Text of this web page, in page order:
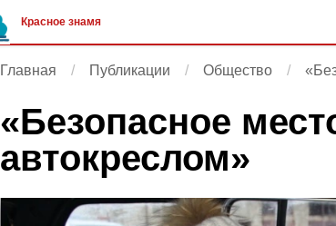
Красное знамя
Главная Публикации Общество
«Безопасное
автокреслом»